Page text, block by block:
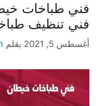
فني تنظيف
أغسطس 5, 2021 بقلم